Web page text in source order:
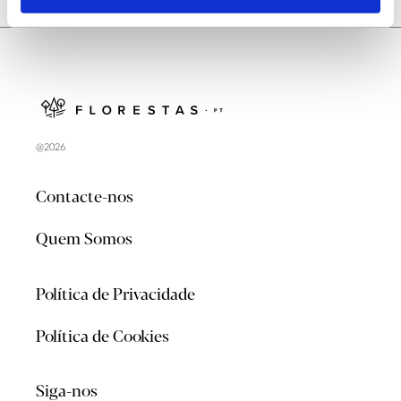
@2026
Contacte-nos
Quem Somos
Política de Privacidade
Política de Cookies
Siga-nos